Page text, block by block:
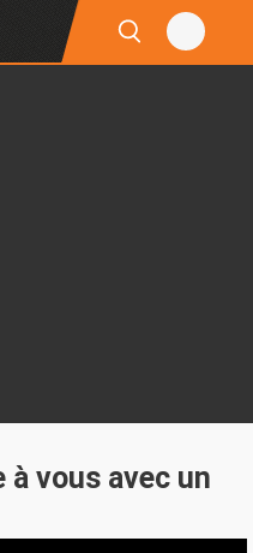
à vous avec un